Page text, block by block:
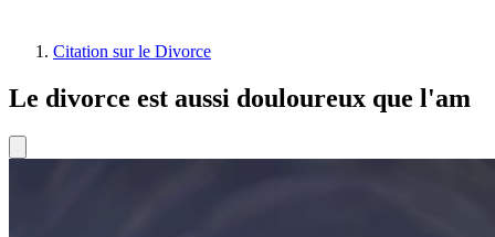
Citation sur le Divorce
Le divorce est aussi douloureux que l'am